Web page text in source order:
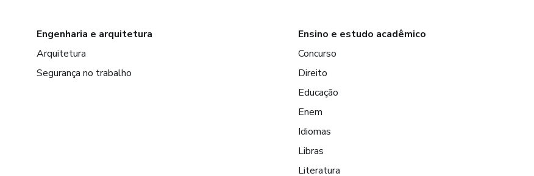
Engenharia e arquitetura
Arquitetura
Segurança no trabalho
Ensino e estudo acadêmico
Concurso
Direito
Educação
Enem
Idiomas
Libras
Literatura